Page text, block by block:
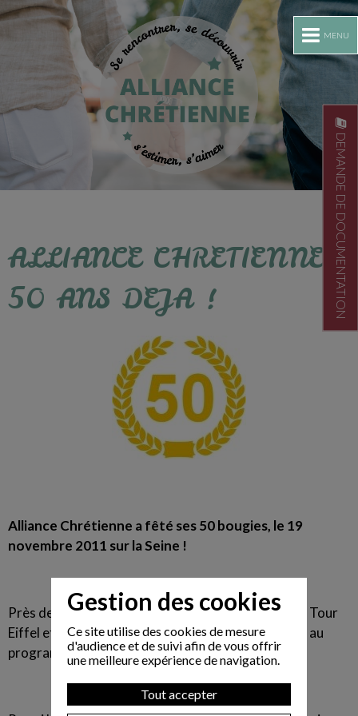
MENU
DEMANDE DE DOCUMENTATION
ALLIANCE CHRETIENNE :
50 ANS DEJA !
Alliance Chrétienne a fêté ses 50 bougies, le 19
novembre 2011 sur la Seine !
Près de 130 personnes ont embarqué en face de la Tour
Eiffel et découvert Paris illuminé, vu des flots avec au
programme dîner croisière et soirée dansante.
Gestion des cookies
Ce site utilise des cookies de mesure
d'audience et de suivi afin de vous offrir
une meilleure expérience de navigation.
Tout accepter